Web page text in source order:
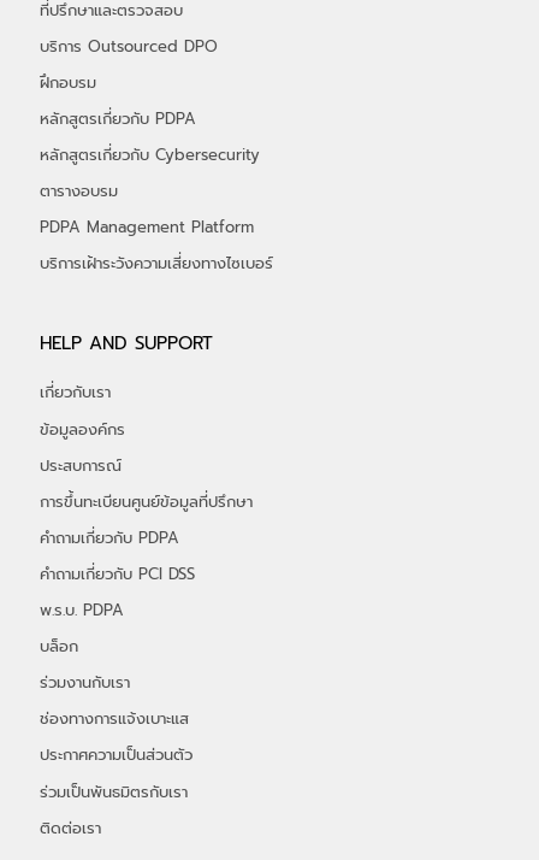
ALPHASEC SERVICES
ที่ปรึกษาและตรวจสอบ
บริการ Outsourced DPO
ฝึกอบรม
หลักสูตรเกี่ยวกับ PDPA
หลักสูตรเกี่ยวกับ Cybersecurity
ตารางอบรม
บริการเฝ้าระวังความเสี่ยงทางไซเบอร์
HELP AND SUPPORT
เกี่ยวกับเรา
ข้อมูลองค์กร
ประสบการณ์
การขึ้นทะเบียนศูนย์ข้อมูลที่ปรึกษา
คำถามเกี่ยวกับ PDPA
คำถามเกี่ยวกับ PCI DSS
พ.ร.บ. PDPA
บล็อก
ร่วมงานกับเรา
ช่องทางการแจ้งเบาะแส
ประกาศความเป็นส่วนตัว